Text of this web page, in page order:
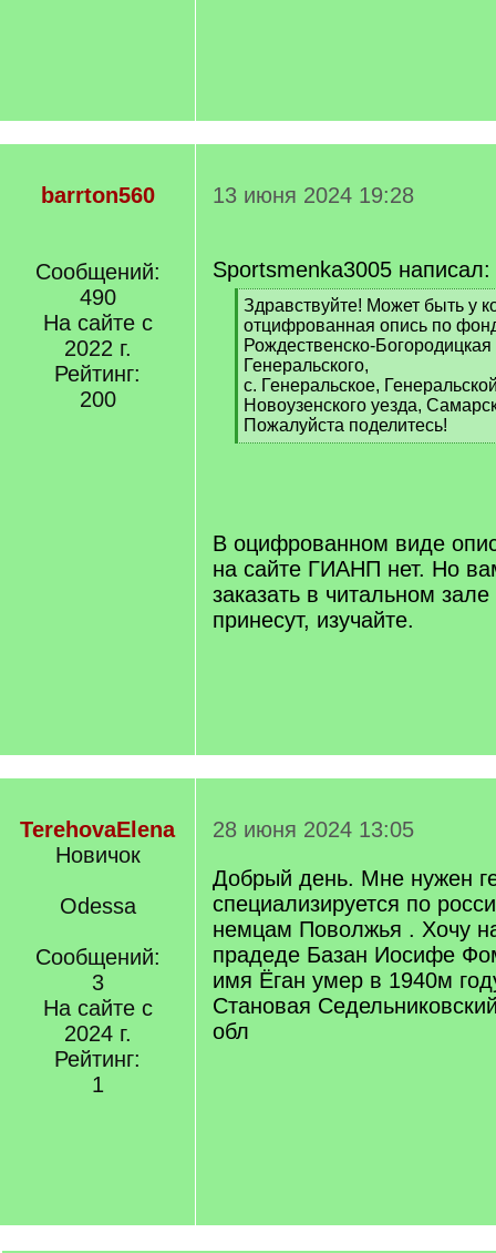
barrton560
Сообщений:
490
На сайте с
2022 г.
Рейтинг:
200
13 июня 2024 19:28
Sportsmenka3005 написал:
[
q
]
Здравствуйте! Может быть у
отцифрованная опись по
Рождественско-Богородицкая
Генеральского,
с. Генеральское,
Новоузенского уезда,
Пожалуйста поделитесь!
[
В оцифрованном виде
на сайте ГИАНП нет. Но
заказать в читальном зале
принесут, изучайте.
TerehovaElena
Новичок
Odessa
Сообщений:
3
На сайте с
2024 г.
Рейтинг:
1
28 июня 2024 13:05
Добрый день. Мне нужен
специализируется по
немцам Поволжья . Хочу
прадеде Базан Иосифе
имя Ёган умер в 1940м
Становая
обл